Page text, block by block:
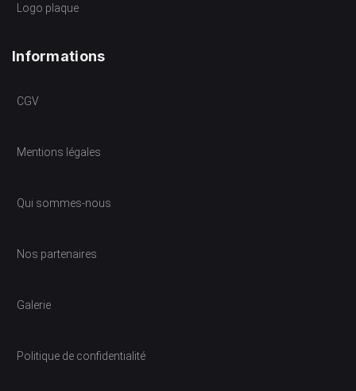
Logo plaque
Informations
CGV
Mentions légales
Qui sommes-nous
Nos partenaires
Galerie
Politique de confidentialité